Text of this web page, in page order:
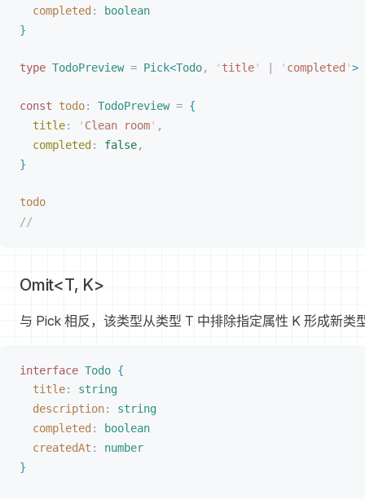
completed :
boolean
}
type TodoPreview = Pick<Todo, ' title' ' completed '>
const todo: TodoPreview = {
title: ' Clean room' ,
completed : false,
}
todo
//
Omit<T, K>
与 Pick 相反，该类型从类型 T 中排除指定属性 K 形成新类
interface Todo {
title: string
description: string
completed :
boolean
createdAt : number
}